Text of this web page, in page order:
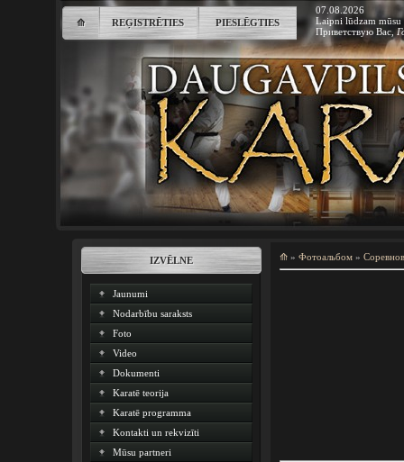
⟰ REĢISTRĒTIES PIESLĒGTIES
07.08.2026
Laipni lūdzam mūsu
Приветствую Вас ,
IZVĒLNE
Jaunumi
Nodarbību saraksts
Foto
Video
Dokumenti
Karatē teorija
Karatē programma
Kontakti un rekvizīti
Mūsu partneri
⟰ » Фотоальбом »